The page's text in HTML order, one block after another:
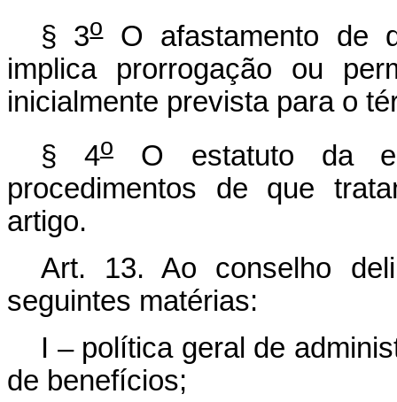
§ 3oO afastamento de
implica prorrogação ou
inicialmente prevista para o
§ 4oO estatuto da
procedimentos de que
artigo.
Art. 13. Ao conselho
seguintes matérias:
I – política geral de
de benefícios;